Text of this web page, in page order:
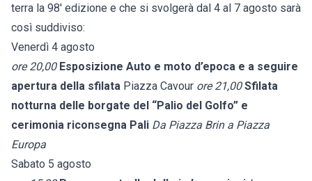
terra la 98' edizione e che si svolgerà dal 4 al 7 agosto sarà
così suddiviso:
Venerdì 4 agosto
ore 20,00 Esposizione Auto e moto d’epoca e a seguire
apertura della sfilata Piazza Cavour ore 21,00 Sfilata
notturna delle borgate del “Palio del Golfo” e
cerimonia riconsegna Pali Da Piazza Brin a Piazza
Europa
Sabato 5 agosto